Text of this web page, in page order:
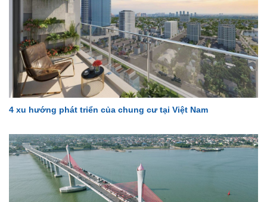
4 xu hướng phát triển của chung cư tại Việt Nam